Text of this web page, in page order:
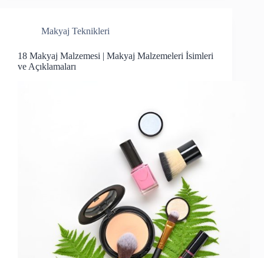
Makyaj Teknikleri
18 Makyaj Malzemesi | Makyaj Malzemeleri İsimleri
ve Açıklamaları